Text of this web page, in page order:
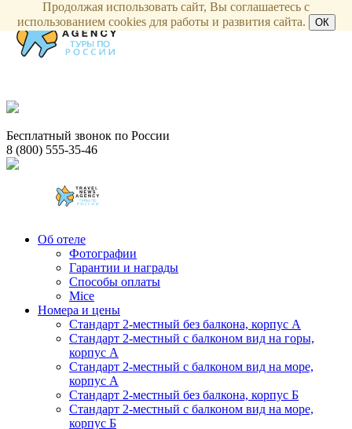
Бесплатный звонок по России
8 (800) 555-35-46
Об отеле
Фотографии
Гарантии и награды
Способы оплаты
Mice
Номера и цены
Стандарт 2-местный без балкона, корпус А
Стандарт 2-местный с балконом вид на горы,
корпус А
Стандарт 2-местный с балконом вид на море,
корпус А
Стандарт 2-местный без балкона, корпус Б
Стандарт 2-местный с балконом вид на море,
корпус Б
Продолжая использовать сайт, Вы соглашаетесь с
использованием cookies для работы и развития сайта.
ОК